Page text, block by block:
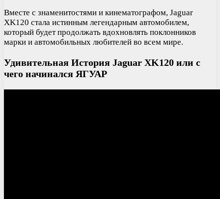
Вместе с знаменитостями и кинематографом, Jaguar
XK120 стала истинным легендарным автомобилем,
который будет продолжать вдохновлять поклонников
марки и автомобильных любителей во всем мире.
Удивительная История Jaguar XK120 или с
чего начинался ЯГУАР